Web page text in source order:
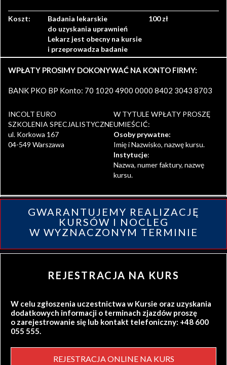
Koszt:
Badania lekarskie
do uzyskania uprawnień
Lekarz jest obecny na kursie
i przeprowadza badanie
100 zł
WPŁATY PROSIMY DOKONYWAĆ NA KONTO FIRMY:
BANK PKO BP Konto: 70 1020 4900 0000 8402 3043 8703
INCOLT EURO
SZKOLENIA SPECJALISTYCZNE
ul. Korkowa 167
04-549 Warszawa
W TYTULE WPŁATY PROSZĘ
UMIEŚCIĆ:
Osoby prywatne:
Imię i Nazwisko, nazwę kursu.
Instytucje:
Nazwa, numer faktury, nazwę
kursu.
GWARANTUJEMY REALIZACJĘ
KURSÓW I NOCLEG
W WYZNACZONYM TERMINIE
REJESTRACJA NA KURS
W celu zgłoszenia uczestnictwa w Kursie oraz uzyskania
dodatkowych informacji o terminach zjazdów proszę
o zarejestrowanie się lub kontakt telefoniczny: +48 600
055 555.
REJESTRACJA ONLINE NA KURS